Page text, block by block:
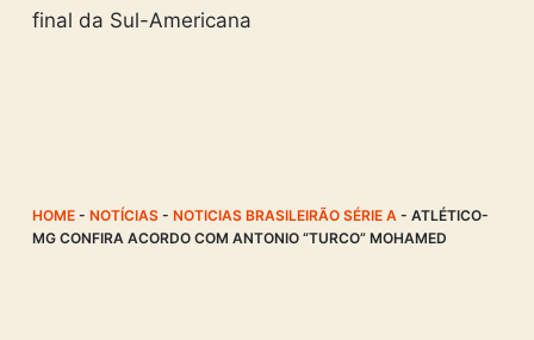
final da Sul-Americana
HOME- NOTÍCIAS- NOTICIAS BRASILEIRÃO SÉRIE A - ATLÉTICO-
MG CONFIRA ACORDO COM ANTONIO “TURCO” MOHAMED